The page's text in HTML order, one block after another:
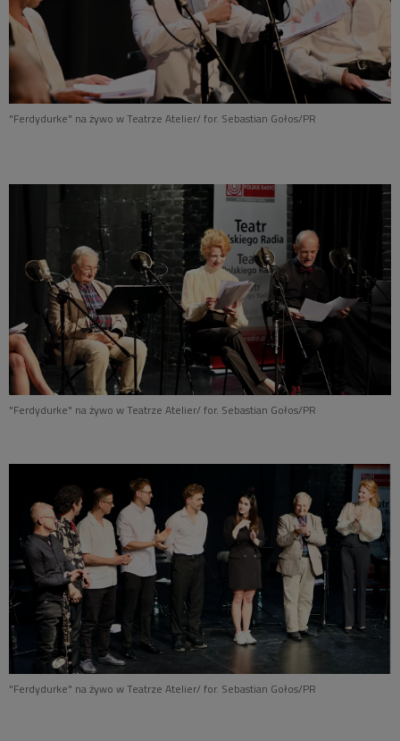
"Ferdydurke" na żywo w Teatrze Atelier/ for. Sebastian Gołos/PR
"Ferdydurke" na żywo w Teatrze Atelier/ for. Sebastian Gołos/PR
"Ferdydurke" na żywo w Teatrze Atelier/ for. Sebastian Gołos/PR